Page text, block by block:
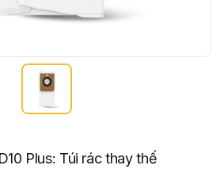
Plus: Túi rác thay thế